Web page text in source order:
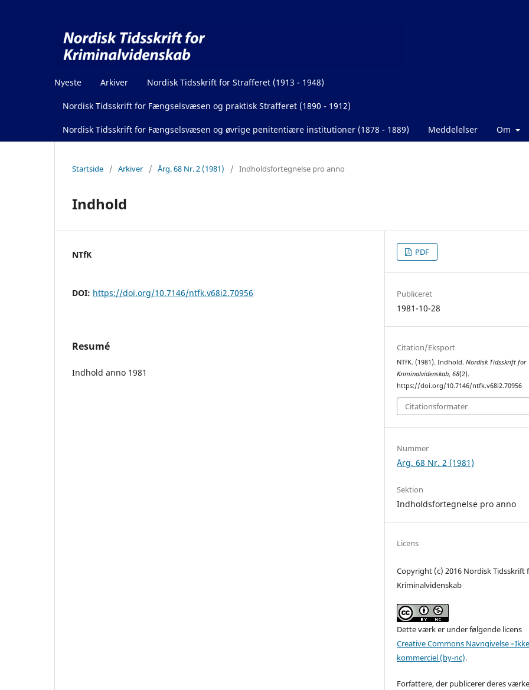
Nyeste Arkiver Nordisk Tidsskrift for Strafferet (1913 - 1948)
Nordisk Tidsskrift for Fængselsvæsen og praktisk Strafferet (1890 - 1912)
Nordisk Tidsskrift for Fængselsvæsen og øvrige penitentiære institutioner (1878 - 1889) Meddelelser Om
Startside / Arkiver / Årg. 68 Nr. 2 (1981) / Indholdsfortegnelse pro anno
Indhold
NTfK
DOI: https://doi.org/10.7146/ntfk.v68i2.70956
Resumé
Indhold anno 1981
PDF
Publiceret
1981-10-28
Citation/Eksport
NTfK. (1981). Indhold.Nordisk Tidsskrift for
Kriminalvidenskab,68(2).
https://doi.org/10.7146/ntfk.v68i2.70956
Citationsformater
Nummer
Årg. 68 Nr. 2 (1981)
Sektion
Indholdsfortegnelse pro anno
Licens
Copyright (c) 2016 Nordisk Tidsskrift
Kriminalvidenskab
Dette værk er under følgende licens
Creative Commons Navngivelse
kommerciel (by-nc).
Forfattere, der publicerer deres